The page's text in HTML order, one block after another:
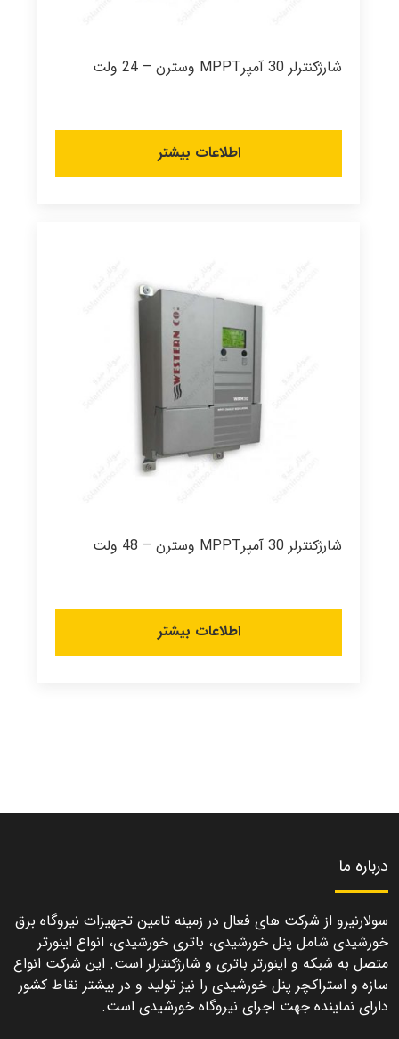
شارژکنترلر 30 آمپرMPPT وسترن – 24 ولت
اطلاعات بیشتر
شارژکنترلر 30 آمپرMPPT وسترن – 48 ولت
اطلاعات بیشتر
درباره ما
سولارنیرو از شرکت های فعال در زمینه تامین تجهیزات نیروگاه برق
خورشیدی شامل پنل خورشیدی، باتری خورشیدی، انواع اینورتر
متصل به شبکه و اینورتر باتری و شارژکنترلر است. این شرکت انواع
سازه و استراکچر پنل خورشیدی را نیز تولید و در بیشتر نقاط کشور
دارای نماینده جهت اجرای نیروگاه خورشیدی است.